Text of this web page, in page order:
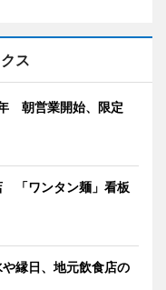
ス
朝営業開始、限定
「ワンタン麺」看板
縁日、地元飲食店の